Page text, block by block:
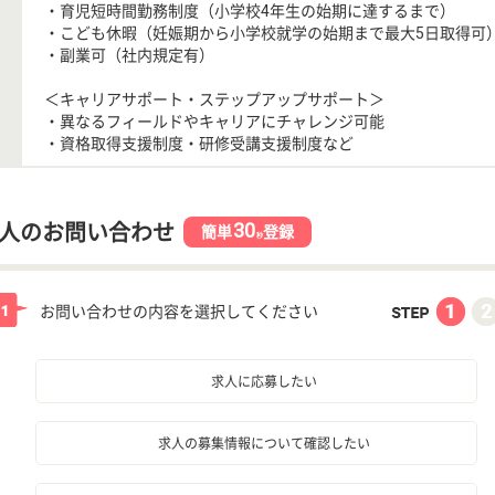
・育児短時間勤務制度（小学校4年生の始期に達するまで）
・こども休暇（妊娠期から小学校就学の始期まで最大5日取得可
・副業可（社内規定有）
＜キャリアサポート・ステップアップサポート＞
・異なるフィールドやキャリアにチャレンジ可能
・資格取得支援制度・研修受講支援制度など
のお問い合わせ 簡単30秒登録
お問い合わせの内容を選択してください
求人に応募したい
求人の募集情報について確認したい